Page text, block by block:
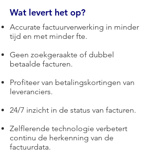
Wat levert het op?
Accurate factuurverwerking in minder
tijd en met minder fte.
Geen zoekgeraakte of dubbel
betaalde facturen.
Profiteer van betalingskortingen van
leveranciers.
24/7 inzicht in de status van facturen.
Zelflerende technologie verbetert
continu de herkenning van de
factuurdata.